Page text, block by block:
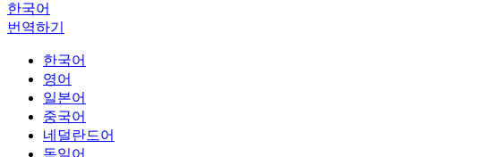
한국어
번역하기
한국어
영어
일본어
중국어
네덜란드어
독일어